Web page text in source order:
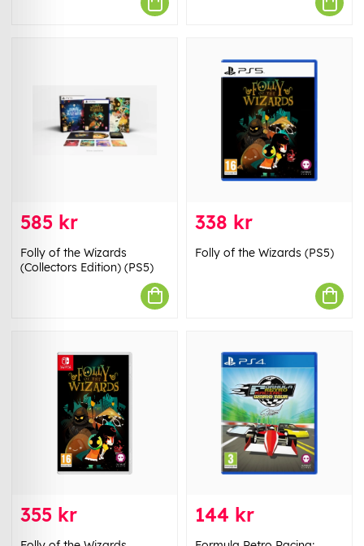
585 kr
Folly of the Wizards
(Collectors Edition) (PS5)
338 kr
Folly of the Wizards (PS5)
355 kr 144 kr